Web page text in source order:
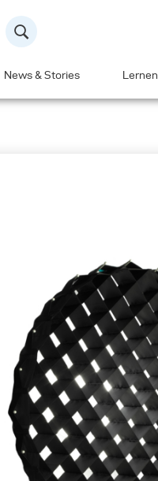
News & Stories Lernen